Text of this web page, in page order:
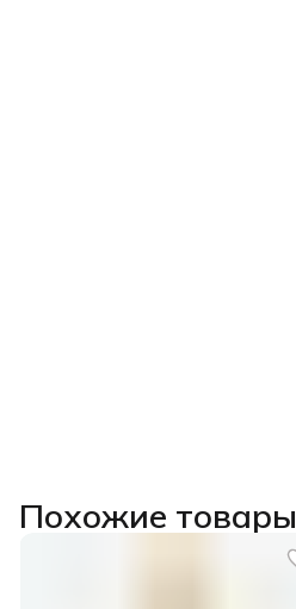
Похожие товары